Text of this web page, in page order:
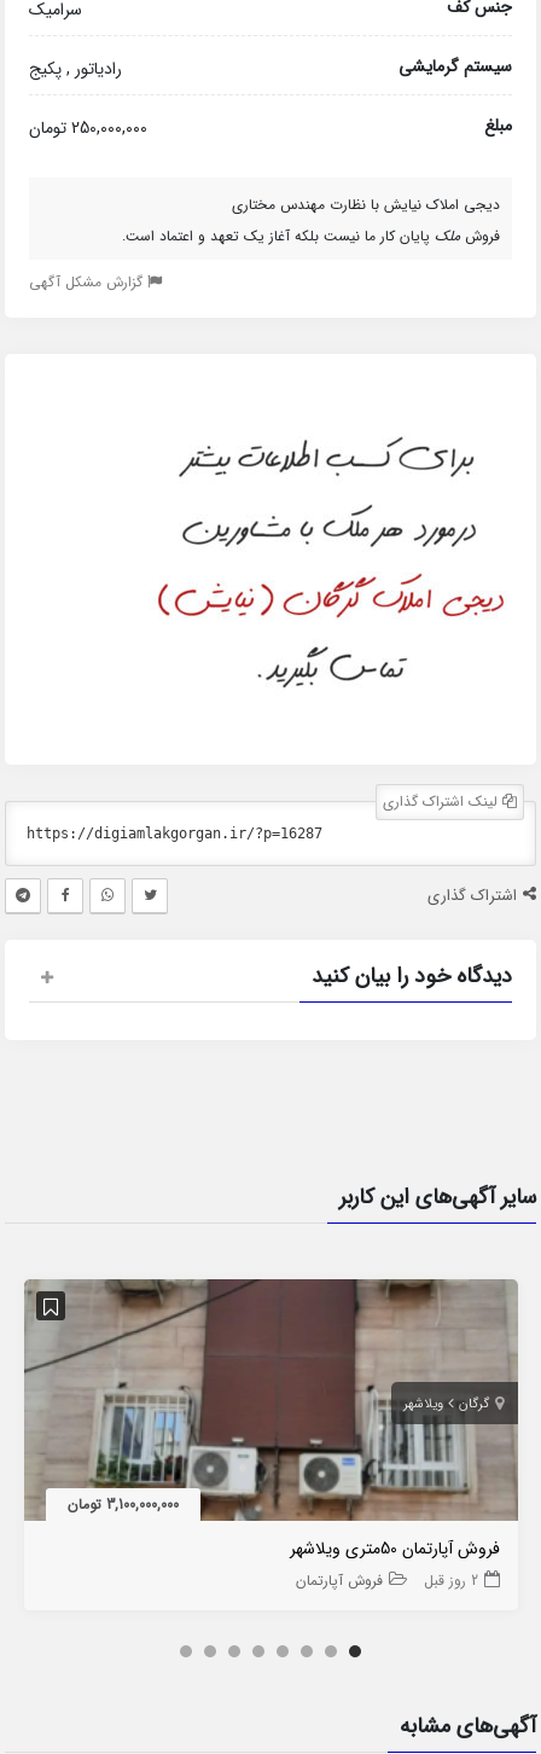
جنس کف سرامیک
سیستم گرمایشی رادیاتور , پکیج
مبلغ 250,000,000 تومان
دیجی املاک نیایش با نظارت مهندس مختاری
فروشملک پایان کار ما نیست بلکه آغاز یک تعهد و اعتماد است.
گزارش مشکل آگهی
لینک اشتراک گذاری
اشتراک گذاری
دیدگاه خود را بیان کنید
سایر آگهی‌های این کاربر
گرگان ویلاشهر
3,100,000,000 تومان
فروش آپارتمان 50متری ویلاشهر
2 روز قبل فروش آپارتمان
آگهی‌های مشابه